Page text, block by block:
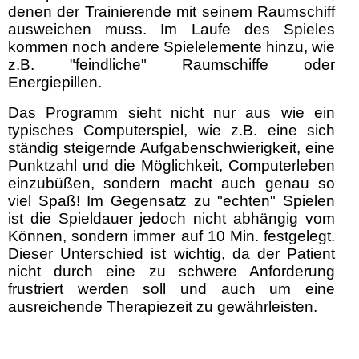
denen der Trainierende mit seinem Raumschiff
ausweichen muss. Im Laufe des Spieles
kommen noch andere Spielelemente hinzu, wie
z.B. "feindliche" Raumschiffe oder
Energiepillen.
Das Programm sieht nicht nur aus wie ein
typisches Computerspiel, wie z.B. eine sich
ständig steigernde Aufgabenschwierigkeit, eine
Punktzahl und die Möglichkeit, Computerleben
einzubüßen, sondern macht auch genau so
viel Spaß! Im Gegensatz zu "echten" Spielen
ist die Spieldauer jedoch nicht abhängig vom
Können, sondern immer auf 10 Min. festgelegt.
Dieser Unterschied ist wichtig, da der Patient
nicht durch eine zu schwere Anforderung
frustriert werden soll und auch um eine
ausreichende Therapiezeit zu gewährleisten.